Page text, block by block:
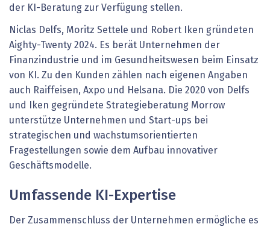
der KI-Beratung zur Verfügung stellen.
Niclas Delfs, Moritz Settele und Robert Iken gründeten
Aighty-Twenty 2024. Es berät Unternehmen der
Finanzindustrie und im Gesundheitswesen beim Einsatz
von KI. Zu den Kunden zählen nach eigenen Angaben
auch Raiffeisen, Axpo und Helsana. Die 2020 von Delfs
und Iken gegründete Strategieberatung Morrow
unterstütze Unternehmen und Start-ups bei
strategischen und wachstumsorientierten
Fragestellungen sowie dem Aufbau innovativer
Geschäftsmodelle.
Umfassende KI-Expertise
Der Zusammenschluss der Unternehmen ermögliche es